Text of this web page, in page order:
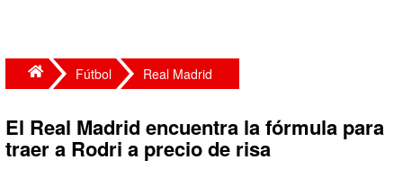
Fútbol Real Madrid
El Real Madrid encuentra la fórmula para
traer a Rodri a precio de risa